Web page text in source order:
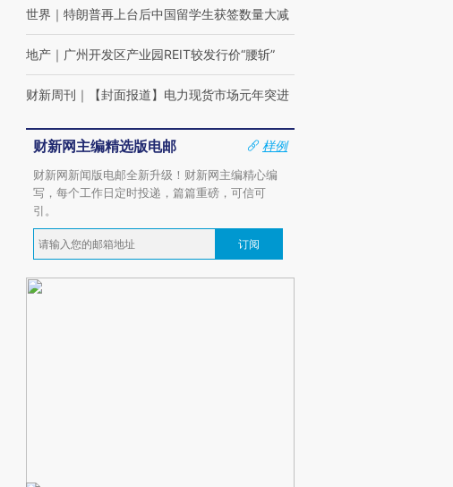
世界 ｜ 特朗普再上台后中国留学生获签数量大减
地产 ｜ 广州开发区产业园REIT较发行价“腰斩”
财新周刊 ｜ 【封面报道】电力现货市场元年突进
财新网主编精选版电邮
样例
财新网新闻版电邮全新升级！财新网主编精心编
写，每个工作日定时投递，篇篇重磅，可信可
引。
订阅